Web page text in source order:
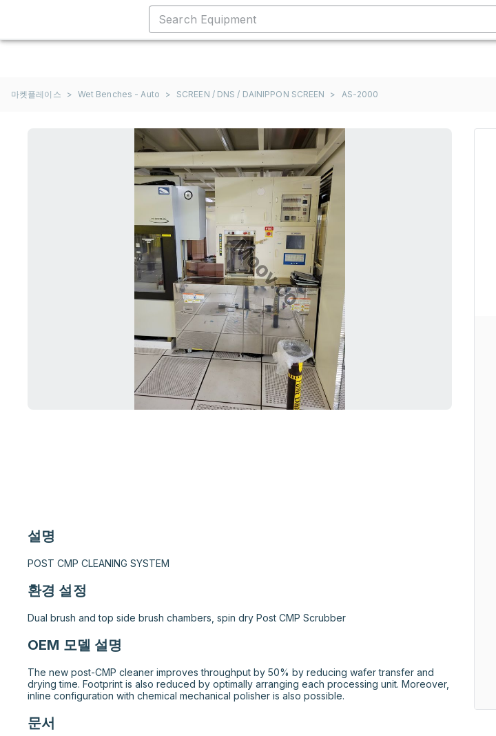
마켓플레이스 > Wet Benches - Auto > SCREEN / DNS / DAINIPPON SCREEN > AS-2000
설명
POST CMP CLEANING SYSTEM
환경 설정
Dual brush and top side brush chambers, spin dry Post CMP Scrubber
OEM 모델 설명
The new post-CMP cleaner improves throughput by 50% by reducing wafer transfer and
drying time. Footprint is also reduced by optimally arranging each processing unit. Moreover,
inline configuration with chemical mechanical polisher is also possible.
문서